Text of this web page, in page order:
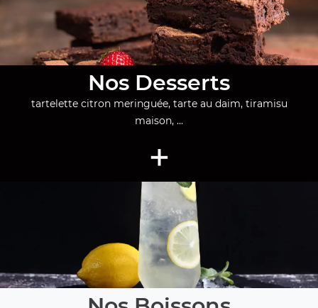
Nos Desserts
tartelette citron meringuée, tarte au daim, tiramisu
maison, ...
+